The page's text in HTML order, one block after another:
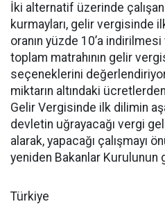
İki alternatif üzerinde
kurmayları, gelir vergisinde
oranın yüzde 10’a
toplam matrahının gelir
seçeneklerini
miktarın altındaki
Gelir Vergisinde ilk dilimin
devletin uğrayacağı vergi
alarak, yapacağı çalışmayı
yeniden Bakanlar
Türkiye